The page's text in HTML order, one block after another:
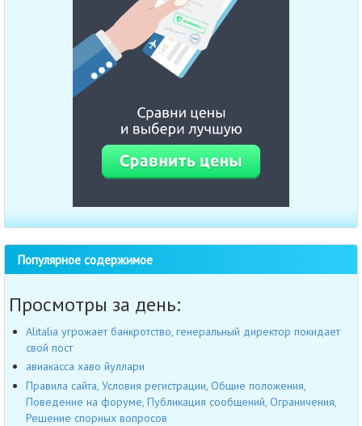
Популярное содержимое
Просмотры за день:
Alitalia угрожает банкротство, генеральный директор покидает
свой пост
авиакасса хаво йуллари
Правила сайта, Условия регистрации, Общие положения,
Поведение на форуме, Публикация сообщений, Ограничения,
Решение спорных вопросов